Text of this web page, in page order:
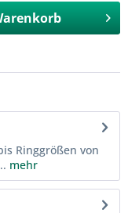
Ringgrößen von
mehr